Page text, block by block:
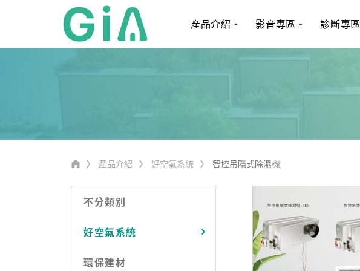
產品介紹 影音專區 診斷專區
產品介紹 好空氣系統 智控吊隱式除濕機
不分類別
好空氣系統
環保建材